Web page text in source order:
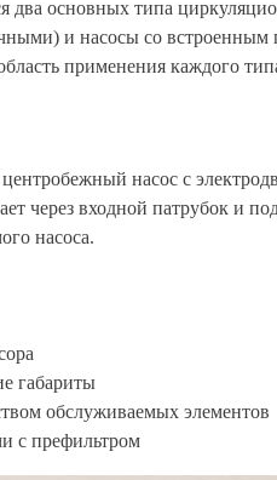
два основных типа
и насосы со встроенным
применения каждого
насос с
через входной патрубок и
насоса.
габариты
обслуживаемых элементов
с префильтром